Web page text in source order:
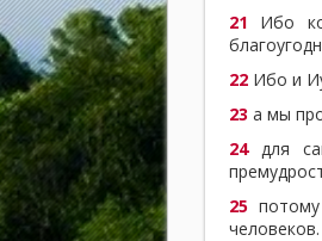
21 Ибо
22 Ибо и
23 а мы
24для
25
человеков.